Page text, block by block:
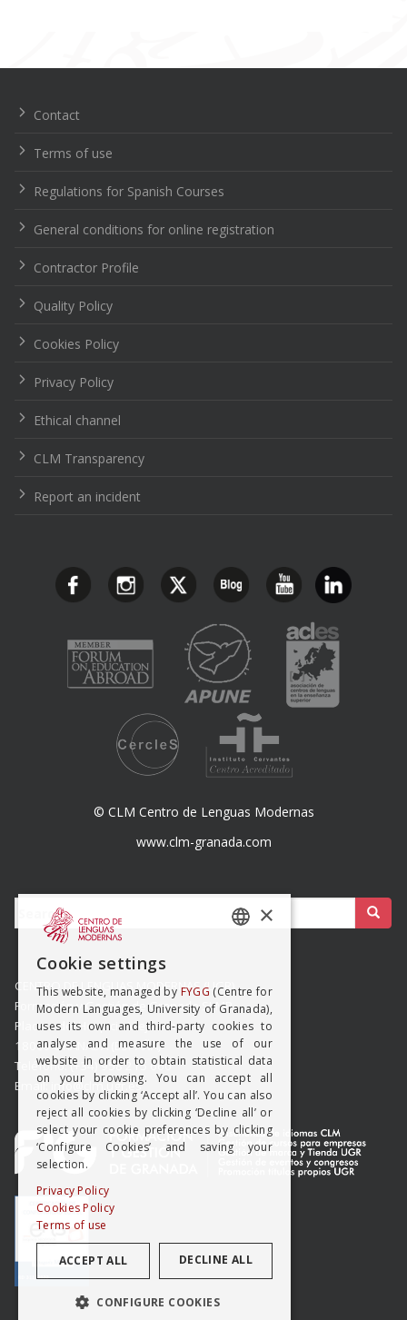
de
Contact
Terms of use
Regulations for Spanish Courses
General conditions for online registration
Contractor Profile
Quality Policy
Cookies Policy
Privacy Policy
Ethical channel
CLM Transparency
Report an incident
© CLM Centro de Lenguas Modernas
www.clm-granada.com
Buscar:
CENTRO DE LENGUAS MODERNAS (UGR)
Formación y Gestión de Granada SLMP
Placeta del Hospicio Viejo s/n
18009 GRANADA (ESPAÑA)
Teléfono: (+34) 958 215 660
Email: info@clm.ugr.es
×
Cookie settings
This website, managed by FYGG (Centre for
Modern Languages, University of Granada),
uses its own and third-party cookies to
analyse and measure the use of our
website in order to obtain statistical data
on your browsing. You can accept all
cookies by clicking ‘Accept all’. You can also
reject all cookies by clicking ‘Decline all’ or
select your cookie preferences by clicking
‘Configure Cookies’ and saving your
selection.
Privacy Policy
Cookies Policy
Terms of use
ACCEPT ALL DECLINE ALL
CONFIGURE COOKIES